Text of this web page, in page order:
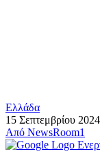
Ελλάδα
15 Σεπτεμβρίου 2024
Από NewsRoom1